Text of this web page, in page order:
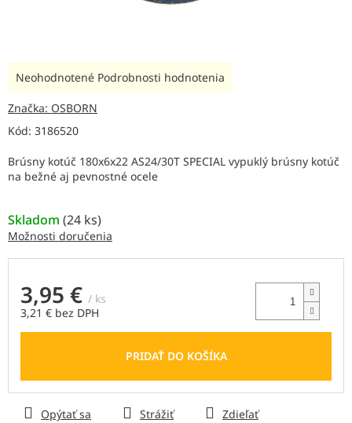
Kód: 3186520
Skladom (24 ks)
Možnosti doručenia
3,95 € / ks
3,21 € bez DPH
Jednotková
PRIDAŤ DO KOŠÍKA
Brúsny kotúč 180x6x22 AS24/30T SPECIAL vypuklý brúsny kotúč
na bežné aj pevnostné ocele
Opýtať sa Strážiť Zdieľať
Priemerné
produktu
0,0
5
hviezdičiek.
Neohodnotené Podrobnosti hodnotenia
Značka: OSBORN